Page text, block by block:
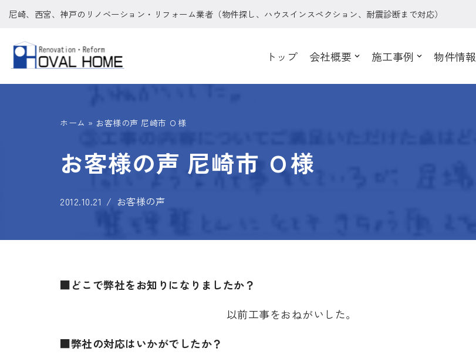
ン
テ
尼崎、西宮、神戸のリノベーション・リフォーム業者（物件探し、ハウスインスペクション、耐震診断まで対応）
トップ 会社概要 施工事例 物件情報
ホーム » お客様の声 尼崎市 Ｏ様
お客様の声 尼崎市 Ｏ様
2012.10.21 お客様の声
■どこで弊社をお知りになりましたか？
以前工事をおねがいした。
■弊社の対応はいかがでしたか？